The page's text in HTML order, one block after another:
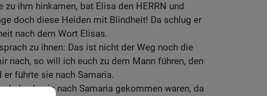
zu ihm hinkamen, bat Elisa den HERRN und
doch diese Heiden mit Blindheit! Da schlug er
nach dem Wort Elisas.
zu ihnen: Das ist nicht der Weg noch die
nach, so will ich euch zu dem Mann führen, den
er führte sie nach Samaria.
als sie nach Samaria gekommen waren, da